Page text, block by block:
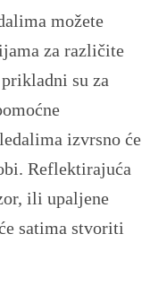
možete
za različite
su za
izvrsno će
Reflektirajuća
ili upaljene
satima stvoriti